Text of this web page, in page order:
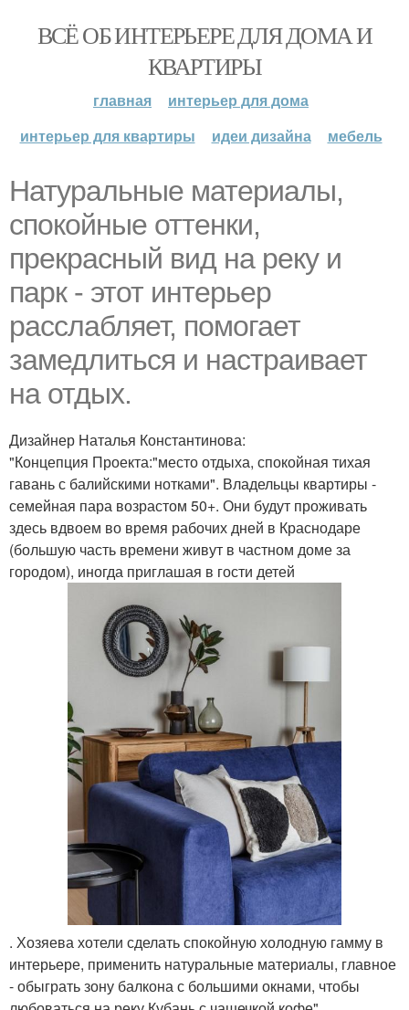
ВСЁ ОБ ИНТЕРЬЕРЕ ДЛЯ ДОМА И
КВАРТИРЫ
главная
интерьер для дома
интерьер для квартиры
идеи дизайна мебель
Натуральные материалы,
спокойные оттенки,
прекрасный вид на реку и
парк - этот интерьер
расслабляет, помогает
замедлиться и настраивает
на отдых.
Дизайнер Наталья Константинова:
"Концепция Проекта:"место отдыха, спокойная тихая
гавань с балийскими нотками". Владельцы квартиры -
семейная пара возрастом 50+. Они будут проживать
здесь вдвоем во время рабочих дней в Краснодаре
(большую часть времени живут в частном доме за
городом), иногда приглашая в гости детей
. Хозяева хотели сделать спокойную холодную гамму в
интерьере, применить натуральные материалы, главное
- обыграть зону балкона с большими окнами, чтобы